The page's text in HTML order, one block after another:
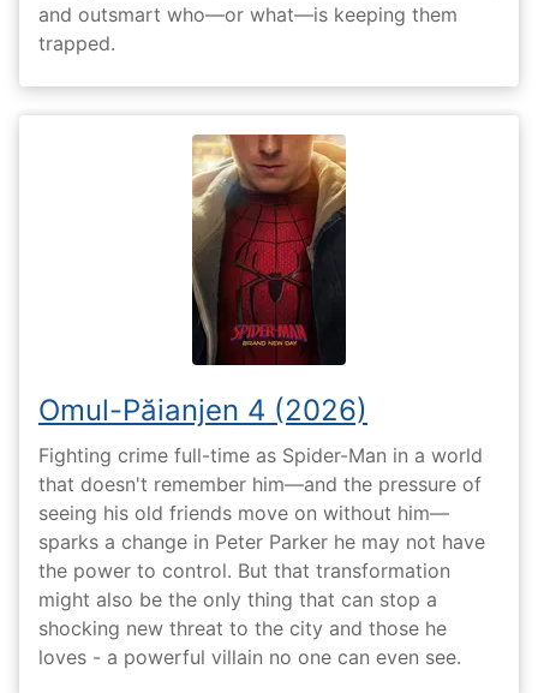
and outsmart who—or what—is keeping them
trapped.
Omul-Păianjen 4 (2026)
Fighting crime full-time as Spider-Man in a world
that doesn't remember him—and the pressure of
seeing his old friends move on without him—
sparks a change in Peter Parker he may not have
the power to control. But that transformation
might also be the only thing that can stop a
shocking new threat to the city and those he
loves - a powerful villain no one can even see.